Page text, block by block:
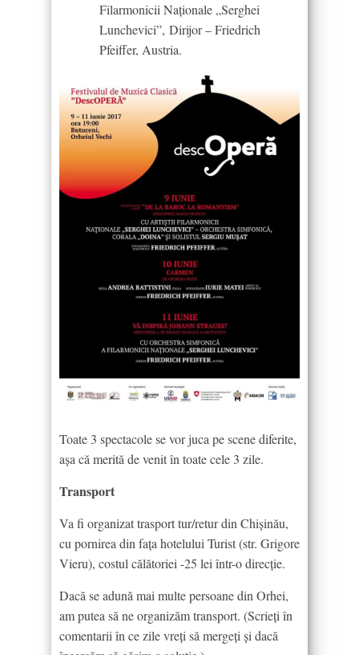
Filarmonicii Naționale „Serghei
Lunchevici”, Dirijor – Friedrich
Pfeiffer, Austria.
Toate 3 spectacole se vor juca pe scene diferite,
aşa că merită de venit în toate cele 3 zile.
Transport
Va fi organizat trasport tur/retur din Chişinău,
cu pornirea din faţa hotelului Turist (str. Grigore
Vieru), costul călătoriei -25 lei într-o direcţie.
Dacă se adună mai multe persoane din Orhei,
am putea să ne organizăm transport. (Scrieţi în
comentarii în ce zile vreţi să mergeţi şi dacă